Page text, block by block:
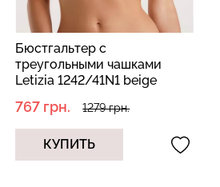
Бюстгальтер с
треугольными чашками
Letizia 1242/41N1 beige
767 грн. 1279 грн.
КУПИТЬ